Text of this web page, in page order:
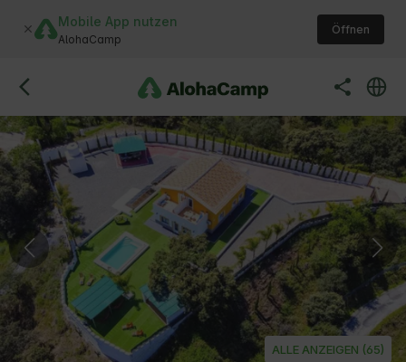
Mobile App nutzen
AlohaCamp
Öffnen
ALLE ANZEIGEN (65)